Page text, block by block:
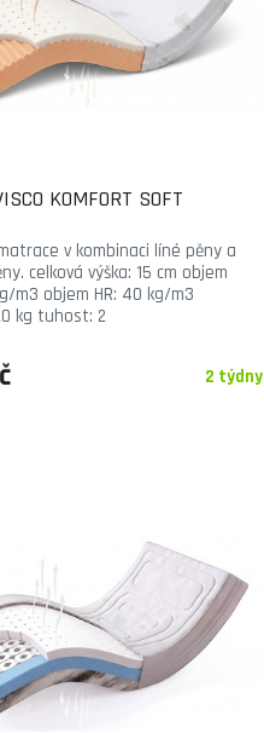
KOMFORT SOFT
v kombinaci líné pěny a
celková výška: 15 cm objem
m3 objem HR: 40 kg/m3
kg tuhost: 2
2 týdny